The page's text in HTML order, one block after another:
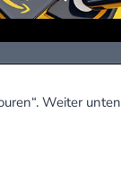
Weiter unten